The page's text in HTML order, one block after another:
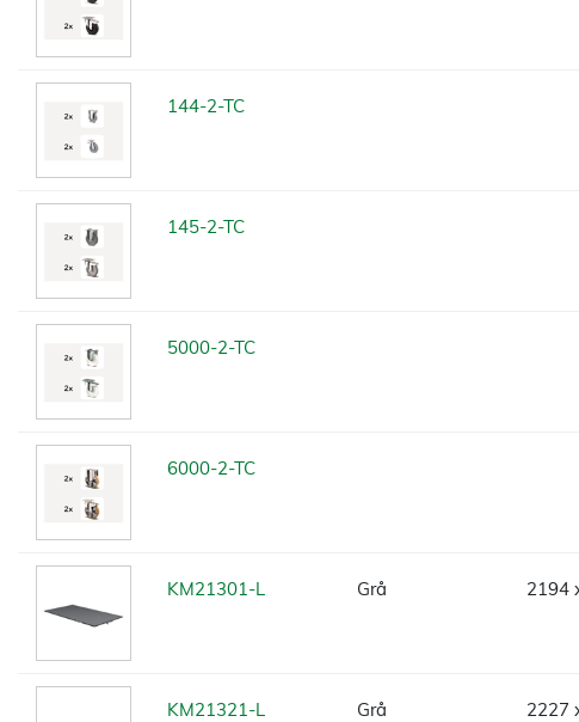
144-2-TC
145-2-TC
5000-2-TC
6000-2-TC
KM21301-L Grå 2194
KM21321-L Grå 2227